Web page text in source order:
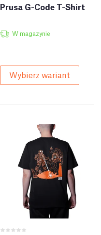
Prusa G-Code T-Shirt
W magazynie
Wybierz wariant